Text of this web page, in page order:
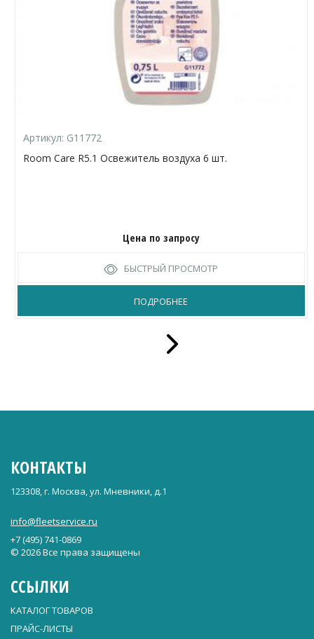
Артикул: G11772
Room Care R5.1 Освежитель воздуха 6 шт.
Цена по запросу
БЫСТРЫЙ ПРОСМОТР
ПОДРОБНЕЕ
КОНТАКТЫ
123308, г. Москва, ул. Мневники, д.1
info@fleetservice.ru
+7 (495) 741-0869
© 2026 Все права защищены
ССЫЛКИ
КАТАЛОГ ТОВАРОВ
ПРАЙС-ЛИСТЫ